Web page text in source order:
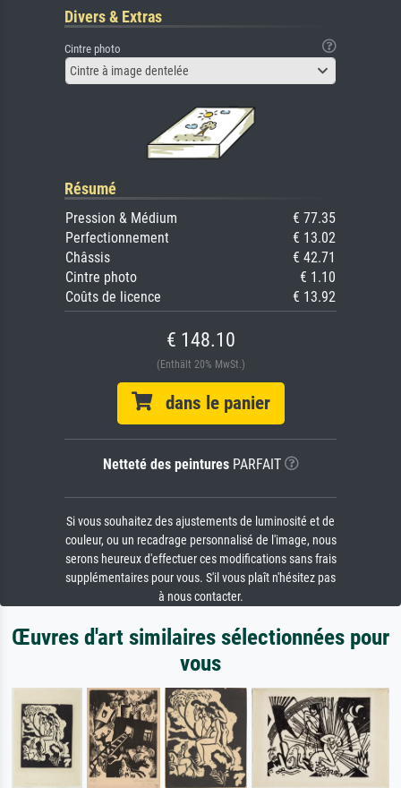
Divers & Extras
Cintre photo
Cintre à image dentelée
Résumé
Pression & Médium
€ 77.35
Perfectionnement
€ 13.02
Châssis
€ 42.71
Cintre photo
€ 1.10
Coûts de licence
€ 13.92
€ 148.10
(Enthält 20% MwSt.)
dans le panier
Netteté des peinturesPARFAIT
Si vous souhaitez des ajustements de luminosité et de
couleur, ou un recadrage personnalisé de l'image, nous
serons heureux d'effectuer ces modifications sans frais
supplémentaires pour vous. S'il vous plaît n'hésitez pas
à nous contacter.
Œuvres d'art similaires sélectionnées pour
vous